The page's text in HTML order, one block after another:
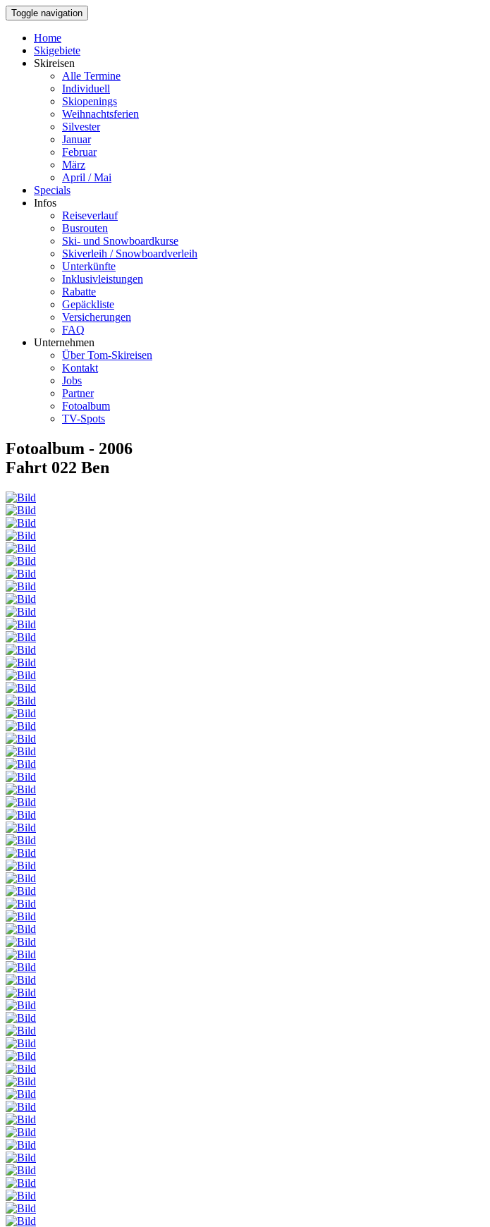
Toggle navigation
Home
Skigebiete
Skireisen
Alle Termine
Individuell
Skiopenings
Weihnachtsferien
Silvester
Januar
Februar
März
April / Mai
Specials
Infos
Reiseverlauf
Busrouten
Ski- und Snowboardkurse
Skiverleih / Snowboardverleih
Unterkünfte
Inklusivleistungen
Rabatte
Gepäckliste
Versicherungen
FAQ
Unternehmen
Über Tom-Skireisen
Kontakt
Jobs
Partner
Fotoalbum
TV-Spots
Fotoalbum - 2006
Fahrt 022 Ben